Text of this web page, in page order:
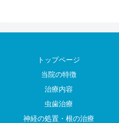
トップページ
当院の特徴
治療内容
虫歯治療
神経の処置・根の治療